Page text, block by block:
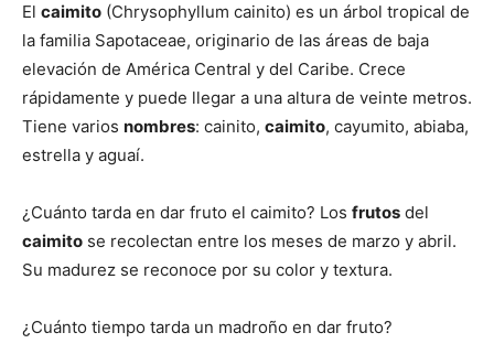
El caimito (Chrysophyllum cainito) es un árbol tropical de
la familia Sapotaceae, originario de las áreas de baja
elevación de América Central y del Caribe. Crece
rápidamente y puede llegar a una altura de veinte metros.
Tiene varios nombres: cainito, caimito, cayumito, abiaba,
estrella y aguaí.
¿Cuánto tarda en dar fruto el caimito? Los frutos del
caimito se recolectan entre los meses de marzo y abril.
Su madurez se reconoce por su color y textura.
¿Cuánto tiempo tarda un madroño en dar fruto?